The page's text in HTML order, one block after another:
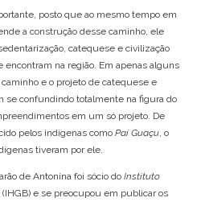
posto que ao mesmo tempo em
a construção desse caminho, ele
catequese e civilização
encontram na região. Em apenas alguns
e o projeto de catequese e
se confundindo totalmente na figura do
em um só projeto. De
pelos indígenas como Paí Guaçu , o
tiveram por ele.
de Antonina foi sócio do Instituto
(IHGB) e se preocupou em publicar os